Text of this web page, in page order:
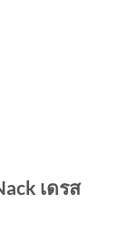
เดรส